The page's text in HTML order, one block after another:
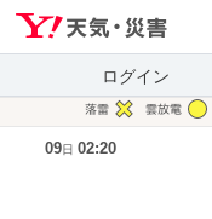
ログイン
09日 02:20